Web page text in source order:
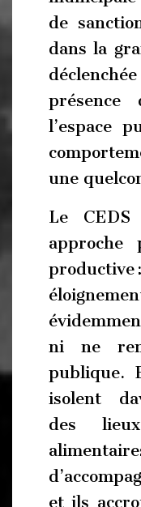
de
dans la
présence
l’espace
une
Le
approche
ni ne
publique.
isolent
des
et ils